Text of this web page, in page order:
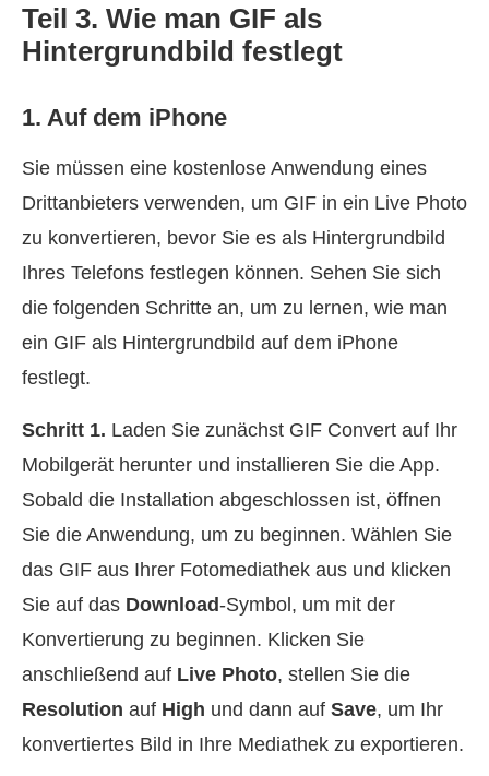
Teil 3. Wie man GIF als
Hintergrundbild festlegt
1. Auf dem iPhone
Sie müssen eine kostenlose Anwendung eines
Drittanbieters verwenden, um GIF in ein Live Photo
zu konvertieren, bevor Sie es als Hintergrundbild
Ihres Telefons festlegen können. Sehen Sie sich
die folgenden Schritte an, um zu lernen, wie man
ein GIF als Hintergrundbild auf dem iPhone
festlegt.
Schritt 1. Laden Sie zunächst GIF Convert auf Ihr
Mobilgerät herunter und installieren Sie die App.
Sobald die Installation abgeschlossen ist, öffnen
Sie die Anwendung, um zu beginnen. Wählen Sie
das GIF aus Ihrer Fotomediathek aus und klicken
Sie auf das Download-Symbol, um mit der
Konvertierung zu beginnen. Klicken Sie
anschließend auf Live Photo, stellen Sie die
Resolution auf High und dann auf Save, um Ihr
konvertiertes Bild in Ihre Mediathek zu exportieren.